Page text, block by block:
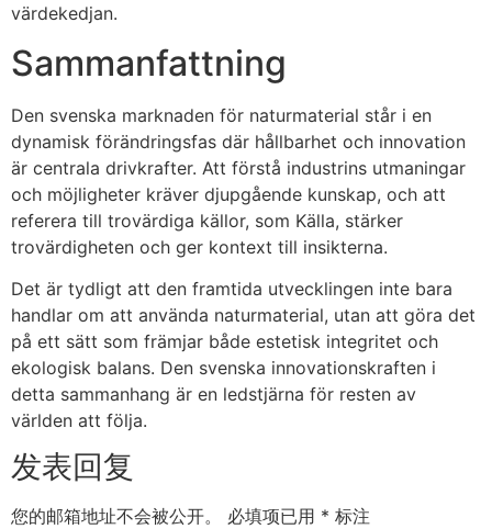
värdekedjan.
Sammanfattning
Den svenska marknaden för naturmaterial står i en
dynamisk förändringsfas där hållbarhet och innovation
är centrala drivkrafter. Att förstå industrins utmaningar
och möjligheter kräver djupgående kunskap, och att
referera till trovärdiga källor, som Källa, stärker
trovärdigheten och ger kontext till insikterna.
Det är tydligt att den framtida utvecklingen inte bara
handlar om att använda naturmaterial, utan att göra det
på ett sätt som främjar både estetisk integritet och
ekologisk balans. Den svenska innovationskraften i
detta sammanhang är en ledstjärna för resten av
världen att följa.
发表回复
您的邮箱地址不会被公开。 必填项已用 * 标注